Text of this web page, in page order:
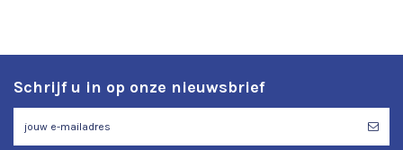
Schrijf u in op onze nieuwsbrief